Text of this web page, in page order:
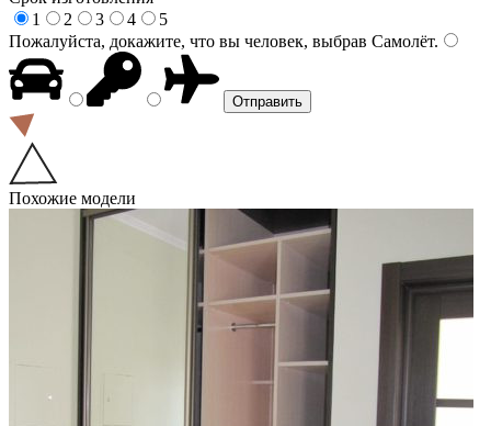
1
2 3 4
5
Пожалуйста, докажите, что вы человек, выбрав Самолёт.
Похожие модели